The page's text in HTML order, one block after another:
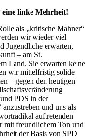
eine linke Mehrheit!
als „kritische Mahner“
wir wieder viel
Jugendliche erwarten,
– am St.
Land. Sie erwarten keine
wir mittelfristig solide
– gegen den heutigen
PDS in der
und uns als
auftretenden
mit freundlichem Ton und
der Basis von SPD